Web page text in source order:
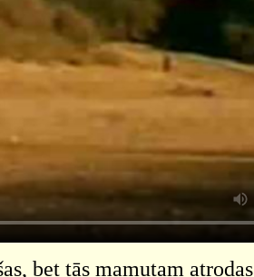
bet tās mamutam atrodas